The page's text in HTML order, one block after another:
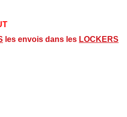
les envois dans les LOCKERS